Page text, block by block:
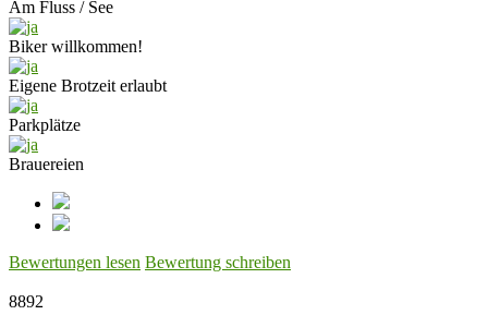
Am Fluss / See
Biker willkommen!
Eigene Brotzeit erlaubt
Parkplätze
Brauereien
Bewertungen lesen Bewertung schreiben
8892